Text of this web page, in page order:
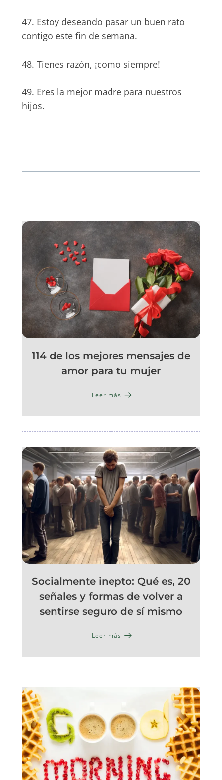
47. Estoy deseando pasar un buen rato
contigo este fin de semana.
48. Tienes razón, ¡como siempre!
49. Eres la mejor madre para nuestros
hijos.
114 de los mejores mensajes de
amor para tu mujer
Leer más
Socialmente inepto: Qué es, 20
señales y formas de volver a
sentirse seguro de sí mismo
Leer más